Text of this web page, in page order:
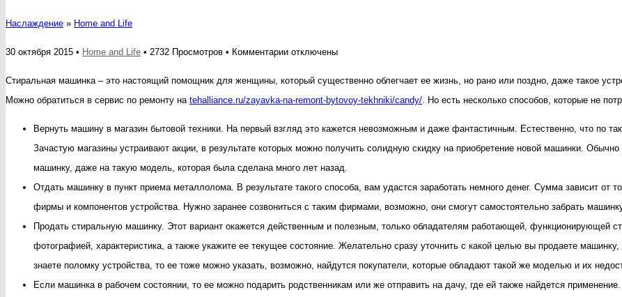
Наслаждение » Home and Life
30 октября 2015 • Home and Life • 2732 Просмотров • Комментариик
со
сломанной
стиральной
машиной?
отключены
Стиральная машинка – это настоящий помощник для женщины, который существенно облегчает ее жизнь, но рано или поздно, даже такое
Можно обратиться в сервис по ремонту на tehalliance.ru/zayavka-na-remont-bytovoy-tekhniki/candy/ . Но есть несколько способов, которые не
Вернуть машину в магазин бытовой техники. На первый взгляд это кажется невозможным и даже фантастичным. Естественно, что по
Зачастую магазины устраивают акции, в результате которых можно получить солидную скидку на приобретение новой машинки.
машинку, даже на такую модель, которая была сделана много лет назад.
Отдать машинку в пункт приема металлолома. В результате такого способа, вам удастся заработать немного денег. Сумма зависит
фирмы и компонентов устройства. Нужно заранее созвониться с таким фирмами, возможно, они смогут самостоятельно забрать
Продать стиральную машинку. Этот вариант окажется действенным и полезным, только обладателям работающей, функционирующей
фотографией, характеристика, а также укажите ее текущее состояние. Желательно сразу уточнить с какой целью вы продаете
знаете поломку устройства, то ее тоже можно указать, возможно, найдутся покупатели, которые обладают такой же моделью и их
Если машинка в рабочем состоянии, то ее можно подарить родственникам или же отправить на дачу, где ей также найдется